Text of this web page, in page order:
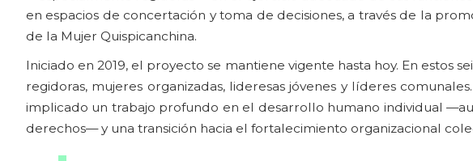
en espacios de concertación y toma de decisiones, a través de la
de la Mujer Quispicanchina.
Iniciado en 2019, el proyecto se mantiene vigente hasta hoy. En estos
regidoras, mujeres organizadas, lideresas jóvenes y líderes
implicado un trabajo profundo en el desarrollo humano individual
derechos— y una transición hacia el fortalecimiento organizacional